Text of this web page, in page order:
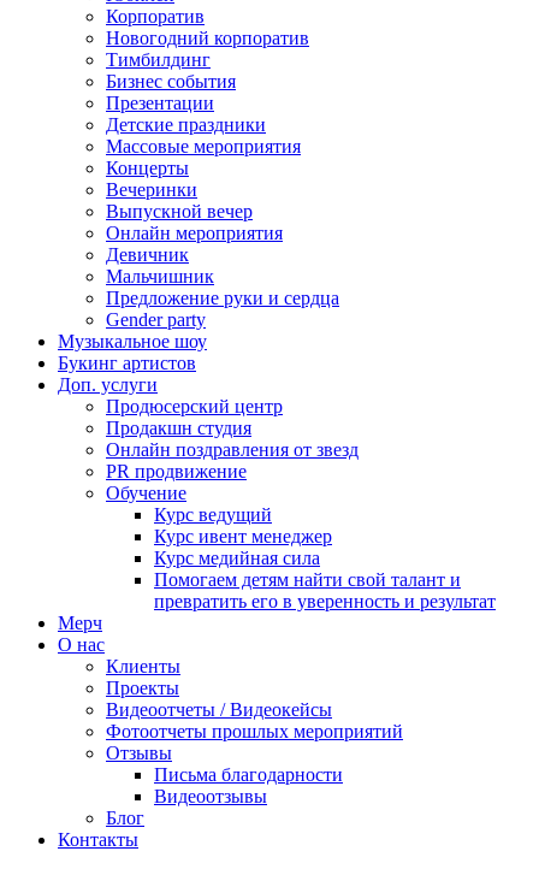
Корпоратив
Новогодний корпоратив
Тимбилдинг
Бизнес события
Презентации
Детские праздники
Массовые мероприятия
Концерты
Вечеринки
Выпускной вечер
Онлайн мероприятия
Девичник
Мальчишник
Предложение руки и сердца
Gender party
Музыкальное шоу
Букинг артистов
Доп. услуги
Продюсерский центр
Продакшн студия
Онлайн поздравления от звезд
PR продвижение
Обучение
Курс ведущий
Курс ивент менеджер
Курс медийная сила
Помогаем детям найти свой талант и
превратить его в уверенность и результат
Мерч
О нас
Клиенты
Проекты
Видеоотчеты / Видеокейсы
Фотоотчеты прошлых мероприятий
Отзывы
Письма благодарности
Видеоотзывы
Блог
Контакты